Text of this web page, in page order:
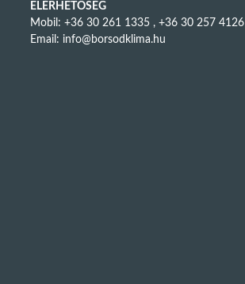
ELÉRHETŐSÉG
Mobil: +36 30 261 1335 , +36 30 257 4126
Email: info@borsodklima.hu